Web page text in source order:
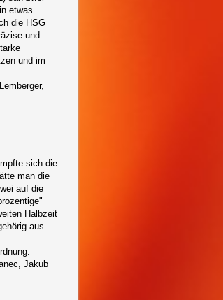
etwas
die HSG
und
und im
sich die
man die
auf die
Halbzeit
aus
Jakub